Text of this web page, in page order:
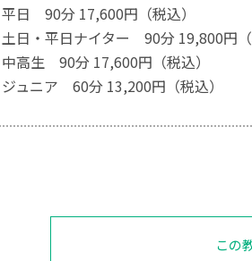
平日 90分 17,600円（税込）
土日・平日ナイター 90分 19,800円（
中高生 90分 17,600円（税込）
ジュニア 60分 13,200円（税込）
この